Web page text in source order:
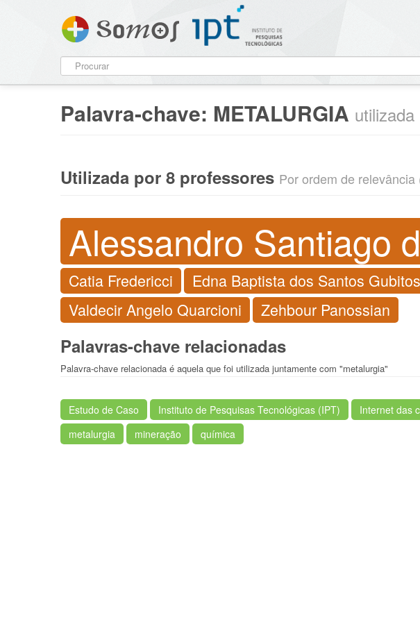
Palavra-chave: METALURGIA
Utilizada por 8 professores Por ordem de relevância
Alessandro Santiago
Catia Fredericci Edna Baptista dos Santos
Valdecir Angelo Quarcioni
Zehbour Panossian
Palavras-chave relacionadas
Palavra-chave relacionada é aquela que foi utilizada juntamente com "metalurgia"
Estudo de Caso Instituto de Pesquisas Tecnológicas (IPT) Internet das
metalurgia
mineração química